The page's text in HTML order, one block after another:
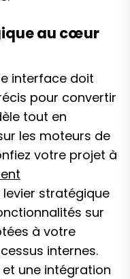
au cœur
interface doit
pour convertir
tout en
les moteurs de
votre projet à
levier stratégique
sur
à votre
internes.
une intégration